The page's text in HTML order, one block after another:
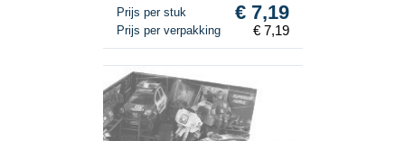
Prijs per stuk € 7,19
Prijs per verpakking € 7,19